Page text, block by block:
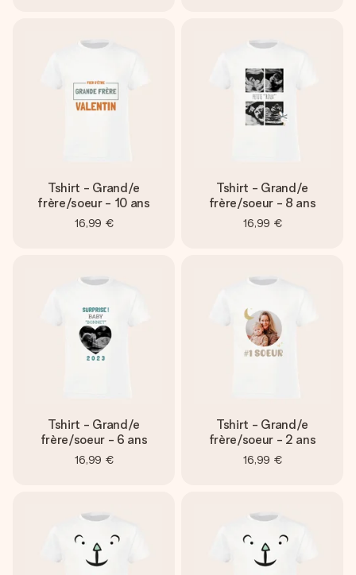
Tshirt - Grand/e
frère/soeur - 10 ans
16,99 €
Tshirt - Grand/e
frère/soeur - 8 ans
16,99 €
Tshirt - Grand/e
frère/soeur - 6 ans
16,99 €
Tshirt - Grand/e
frère/soeur - 2 ans
16,99 €